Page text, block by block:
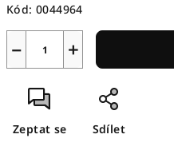
Kód: 0044964
+
−
Zeptat se Sdílet